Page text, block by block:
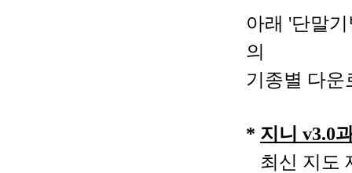
아래 '단말
의
기종별 다
* 지니 v3.0
최신 지도